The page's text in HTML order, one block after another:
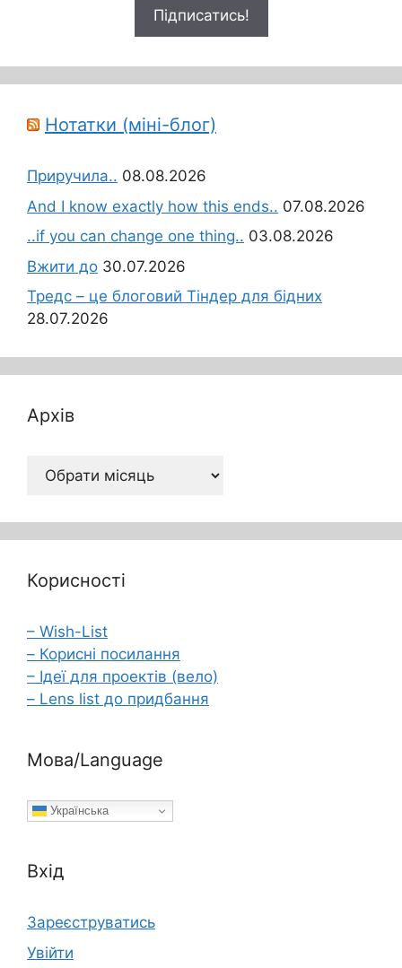
Нотатки (міні-блог)
Приручила.. 08.08.2026
And I know exactly how this ends.. 07.08.2026
..if you can change one thing.. 03.08.2026
Вжити до 30.07.2026
Тредс – це блоговий Тіндер для бідних
28.07.2026
Архів
Архів
Корисності
– Wish-List
– Корисні посилання
– Ідеї для проектів (вело)
– Lens list до придбання
Мова/Language
Українська
Вхід
Зареєструватись
Увійти